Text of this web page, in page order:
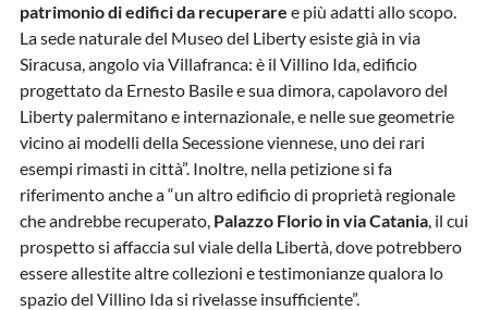
patrimonio di edifici da recuperare e più adatti allo scopo.
La sede naturale del Museo del Liberty esiste già in via
Siracusa, angolo via Villafranca: è il Villino Ida, edificio
progettato da Ernesto Basile e sua dimora, capolavoro del
Liberty palermitano e internazionale, e nelle sue geometrie
vicino ai modelli della Secessione viennese, uno dei rari
esempi rimasti in città”. Inoltre, nella petizione si fa
riferimento anche a “un altro edificio di proprietà regionale
che andrebbe recuperato, Palazzo Florio in via Catania, il cui
prospetto si affaccia sul viale della Libertà, dove potrebbero
essere allestite altre collezioni e testimonianze qualora lo
spazio del Villino Ida si rivelasse insufficiente”.